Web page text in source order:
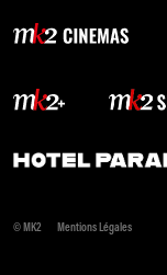
© MK2 Mentions Légales